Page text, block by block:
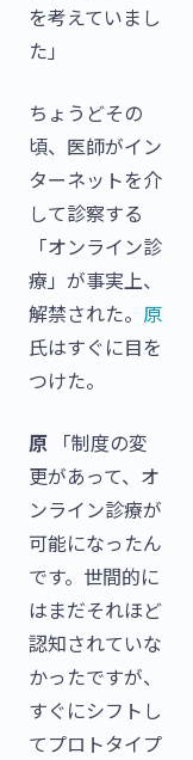
を考えていまし
た」
ちょうどその
頃、医師がイン
ターネットを介
して診察する
「オンライン診
療」が事実上、
解禁された。 原
氏はすぐに目を
つけた。
原 「制度の変
更があって、オ
ンライン診療が
可能になったん
です。世間的に
はまだそれほど
認知されていな
かったですが、
すぐにシフトし
てプロトタイプ